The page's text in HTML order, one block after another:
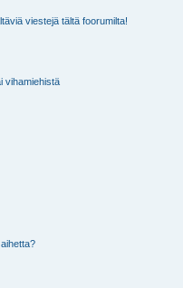
viestejä tältä foorumilta!
vihamiehistä